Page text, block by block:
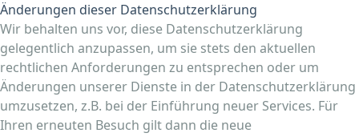
Änderungen dieser Datenschutzerklärung
Wir behalten uns vor, diese Datenschutzerklärung
gelegentlich anzupassen, um sie stets den aktuellen
rechtlichen Anforderungen zu entsprechen oder um
Änderungen unserer Dienste in der Datenschutzerklärung
umzusetzen, z.B. bei der Einführung neuer Services. Für
Ihren erneuten Besuch gilt dann die neue